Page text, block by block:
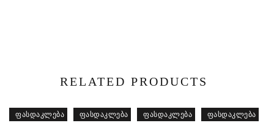
RELATED PRODUCTS
ᲤᲐᲡᲓᲐᲙᲚᲔᲑᲐ ᲤᲐᲡᲓᲐᲙᲚᲔᲑᲐ ᲤᲐᲡᲓᲐᲙᲚᲔᲑᲐ ᲤᲐᲡᲓᲐᲙᲚᲔᲑᲐ